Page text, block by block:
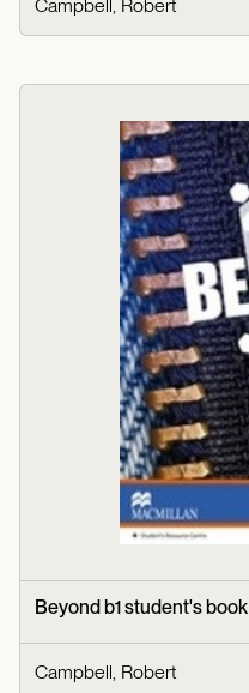
Campbell, Robert
Beyond b1 student's book
Campbell, Robert